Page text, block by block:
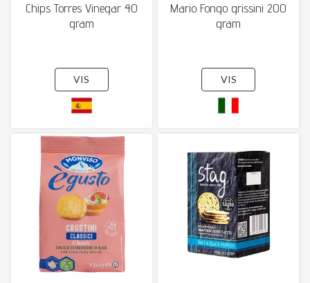
Chips Torres Vinegar 40
gram
VIS
Mario Fongo grissini 200
gram
VIS